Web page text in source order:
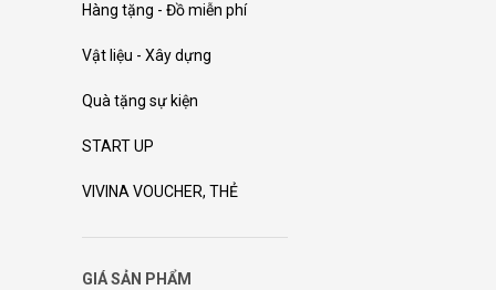
Hàng tặng - Đồ miễn phí
Vật liệu - Xây dựng
Quà tặng sự kiện
START UP
VIVINA VOUCHER, THẺ
GIÁ SẢN PHẨM